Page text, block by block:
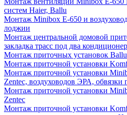
систем Haier, Ballu
Монтаж Minibox E-650 и
лоджии
Монтаж центральной домовой
закладка трасс под два
Монтаж приточных установок
Монтаж приточной установки
Монтаж приточной установки
Zentec, воздуховодов ЭРА,
Монтаж приточной установки
Zentec
Монтаж приточной установки